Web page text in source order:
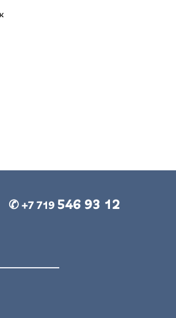
✆ +7 719 546 93 12